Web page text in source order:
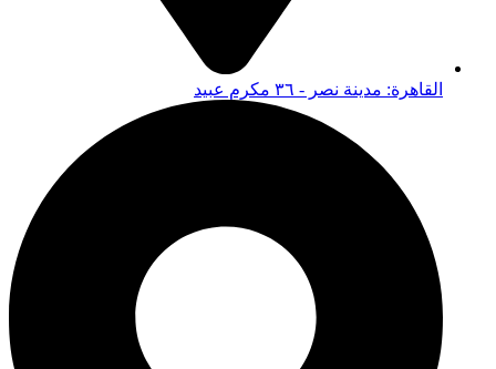
القاهرة: مدينة نصر - ٣٦ مكرم عبيد